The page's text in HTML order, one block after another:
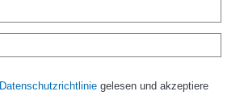
Datenschutzrichtliniegelesen und akzeptiere